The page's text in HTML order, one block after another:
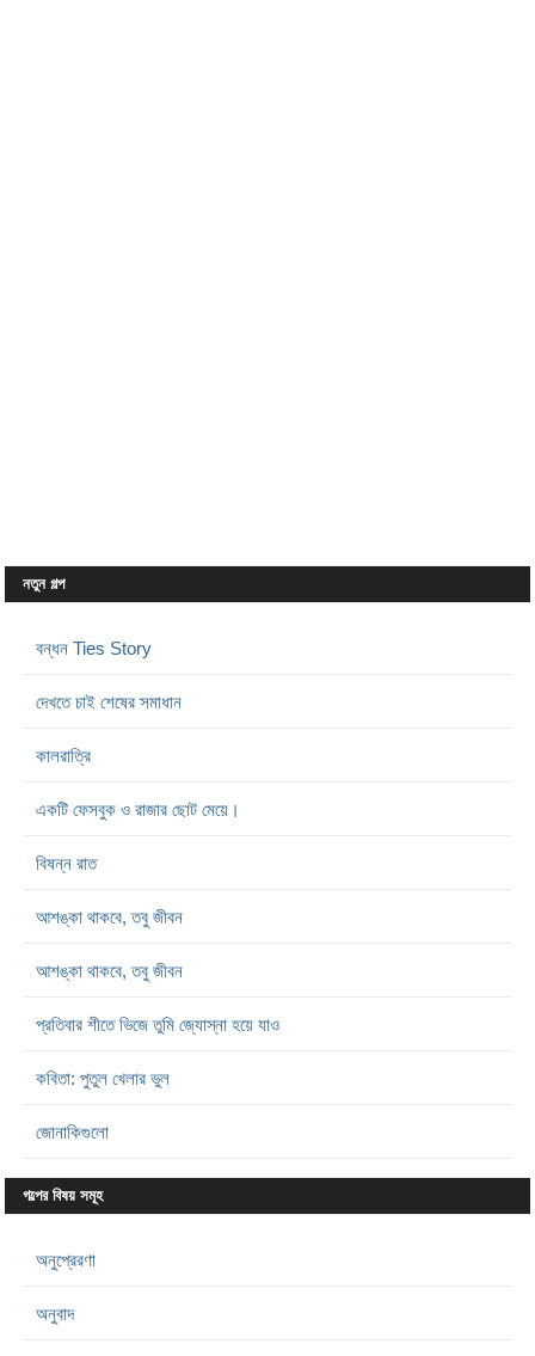
নতুন গল্প
বন্ধন Ties Story
দেখতে চাই শেষের সমাধান
কালরাত্রি
একটি ফেসবুক ও রাজার ছোট মেয়ে।
বিষন্ন রাত
আশঙ্কা থাকবে, তবু জীবন
আশঙ্কা থাকবে, তবু জীবন
প্রতিবার শীতে ভিজে তুমি জ্যোস্না হয়ে যাও
কবিতা: পুতুল খেলার ভুল
জোনাকিগুলো
গল্পের বিষয় সমূহ
অনুপ্রেরণা
অনুবাদ